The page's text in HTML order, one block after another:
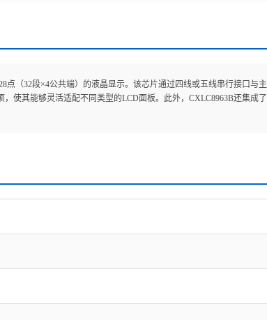
点（32段×4公共端）的液晶显示。该芯片通过四线或五线串行接口与
使其能够灵活适配不同类型的LCD面板。此外，CXLC8963B还集成